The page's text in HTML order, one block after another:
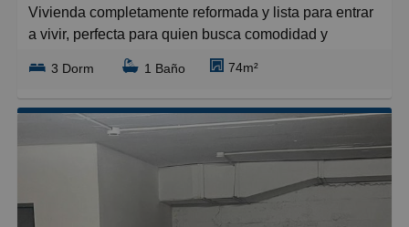
Vivienda completamente reformada y lista para entrar
a vivir, perfecta para quien busca comodidad y
modernidad sin obras.
El inmueble cuenta con una distribución muy
funcional: 3 amplias habitaciones que ofrecen espacio
suficiente para toda la familia, un baño completamente
reformado con acabados de calidad, y un salón
comedor de 11 m² con salida directa al balcón, ideal
para disfrutar de las vistas y la luz natural. La cocina
3 Dorm 1 Baño 74m²